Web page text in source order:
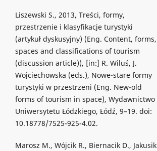
Liszewski S., 2013, Treści, formy,
przestrzenie i klasyfikacje turystyki
(artykuł dyskusyjny) (Eng. Content, forms,
spaces and classifications of tourism
(discussion article)), [in:] R. Wiluś, J.
Wojciechowska (eds.), Nowe-stare formy
turystyki w przestrzeni (Eng. New-old
forms of tourism in space), Wydawnictwo
Uniwersytetu Łódzkiego, Łódź, 9–19. doi:
10.18778/7525-925-4.02.
Marosz M., Wójcik R., Biernacik D., Jakusik